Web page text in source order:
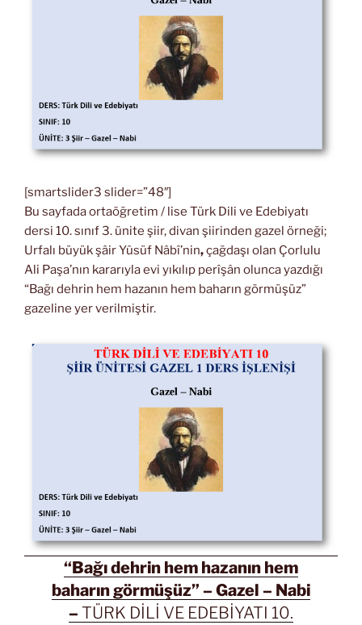
[smartslider3 slider=”48″]
Bu sayfada ortaöğretim / lise Türk Dili ve Edebiyatı
dersi 10. sınıf 3. ünite şiir, divan şiirinden gazel örneği;
Urfalı büyük şâir Yûsüf Nâbî’nin,çağdaşı olan Çorlulu
Ali Paşa’nın kararıyla evi yıkılıp perîşân olunca yazdığı
“Bağı dehrin hem hazanın hem baharın görmüşüz”
gazeline yer verilmiştir.
“Bağı dehrin hem hazanın hem
baharın görmüşüz” – Gazel – Nabi
– TÜRK DİLİ VE EDEBİYATI 10.